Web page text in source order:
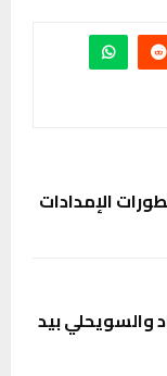
ترقب تطورات الإمدادات
والسويحلي بيد